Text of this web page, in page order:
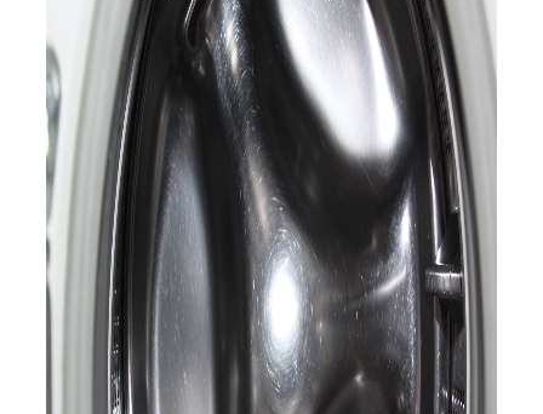
Garantía
Blog
Trabaja con nosotros
Contacto